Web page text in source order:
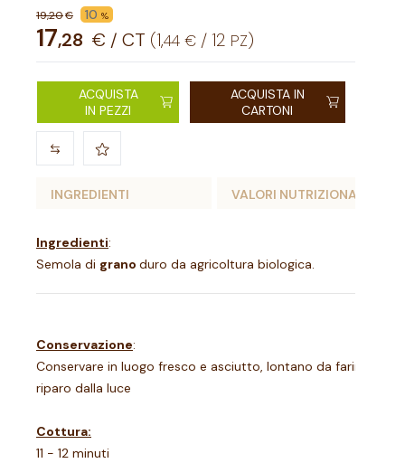
19,20€ 10 %
17,28 € / CT (1,44 € /12 PZ)
ACQUISTA
IN PEZZI
ACQUISTA IN
CARTONI
INGREDIENTI VALORI NUTRIZIONALI
Ingredienti:
Semola di grano duro da agricoltura biologica.
Conservazione:
Conservare in luogo fresco e asciutto, lontano da farine, riso
riparo dalla luce
Cottura:
11 - 12 minuti